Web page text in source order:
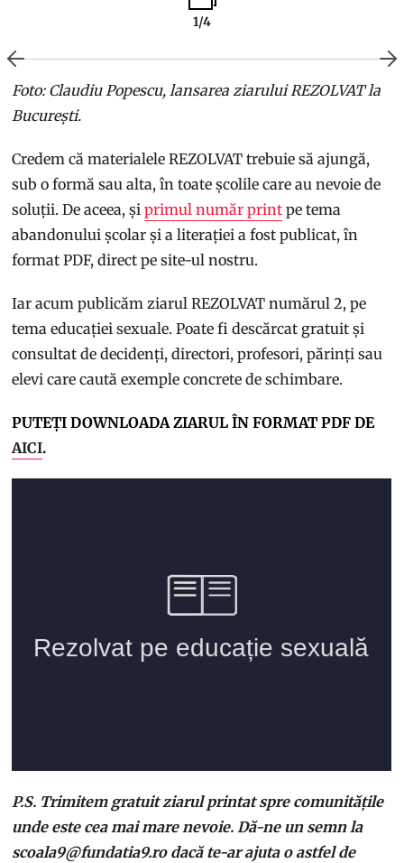
1/4
Foto: Claudiu Popescu, lansarea ziarului REZOLVAT la
București.
Credem că materialele REZOLVAT trebuie să ajungă,
sub o formă sau alta, în toate școlile care au nevoie de
soluții. De aceea, șiprimul număr print pe tema
abandonului școlar și a literației a fost publicat, în
format PDF, direct pe site-ul nostru.
Iar acum publicăm ziarul REZOLVAT numărul 2, pe
tema educației sexuale. Poate fi descărcat gratuit și
consultat de decidenți, directori, profesori, părinți sau
elevi care caută exemple concrete de schimbare.
PUTEȚI DOWNLOADA ZIARUL ÎN FORMAT PDF DE
AICI.
P.S. Trimitem gratuit ziarul printat spre comunitățile
unde este cea mai mare nevoie. Dă-ne un semn la
scoala9@fundatia9.rodacă te-ar ajuta o astfel de